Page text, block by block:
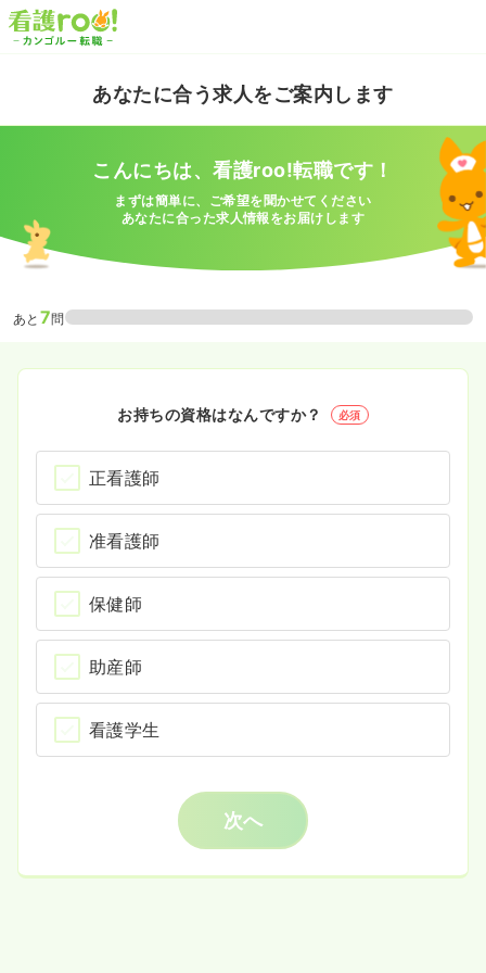
あなたに合う求人をご案内します
こんにちは、看護roo!転職です！
まずは簡単に、ご希望を聞かせてください
あなたに合った求人情報をお届けします
あと 7問
お持ちの資格はなんですか？ 必須
正看護師
准看護師
保健師
助産師
看護学生
次へ